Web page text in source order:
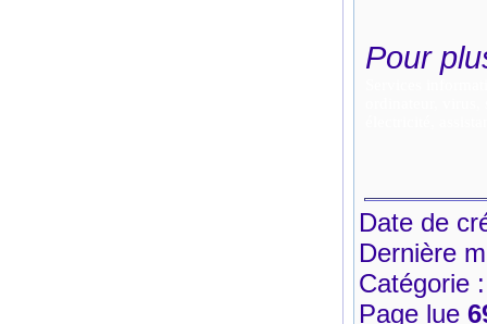
Pour
Date de
Dernière
Catégorie
Page lue